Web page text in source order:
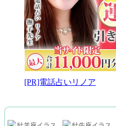
[PR]電話占いリノア